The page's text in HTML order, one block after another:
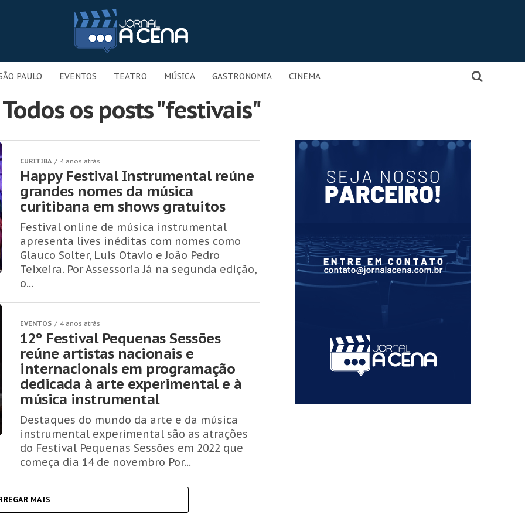
PAULO EVENTOS TEATRO MÚSICA GASTRONOMIA CINEMA
Todos os posts "festivais"
CURITIBA 4 anos atrás
Happy Festival Instrumental reúne
grandes nomes da música
curitibana em shows gratuitos
Festival online de música instrumental
apresenta lives inéditas com nomes como
Glauco Solter, Luis Otavio e João Pedro
Teixeira. Por Assessoria Já na segunda edição,
o...
EVENTOS 4 anos atrás
12º Festival Pequenas Sessões
reúne artistas nacionais e
internacionais em programação
dedicada à arte experimental e à
música instrumental
Destaques do mundo da arte e da música
instrumental experimental são as atrações
do Festival Pequenas Sessões em 2022 que
começa dia 14 de novembro Por...
MAIS